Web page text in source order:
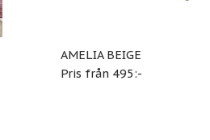
AMELIA BEIGE
Pris från 495:-